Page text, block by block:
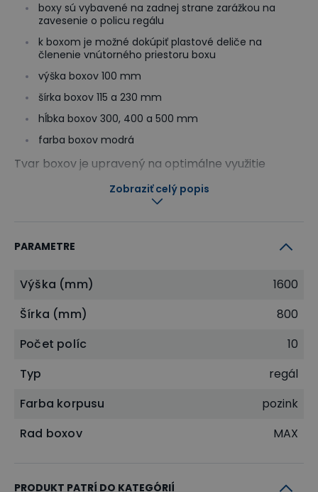
boxy sú vybavené na zadnej strane zarážkou na
zavesenie o policu regálu
k boxom je možné dokúpiť plastové deliče na
členenie vnútorného priestoru boxu
výška boxov 100 mm
šírka boxov 115 a 230 mm
hĺbka boxov 300, 400 a 500 mm
farba boxov modrá
Tvar boxov je upravený na optimálne využitie
skladovacieho priestoru, vďaka týmto boxom
ušetríte až 20 % skladovacieho priestoru.
Zobraziť celý popis
PARAMETRE
Výška (mm)
1600
Šírka (mm)
800
Počet políc
10
Typ
regál
Farba korpusu
pozink
Rad boxov
MAX
PRODUKT PATRÍ DO KATEGÓRIÍ